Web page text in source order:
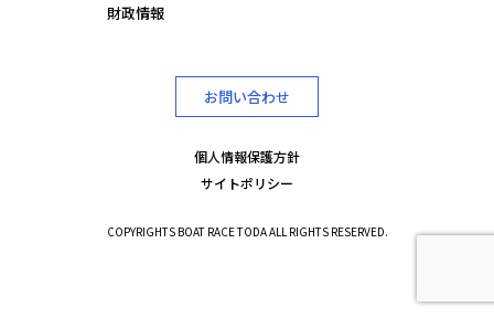
財政情報
お問い合わせ
個人情報保護方針
サイトポリシー
COPYRIGHTS BOAT RACE TODA ALL RIGHTS RESERVED.